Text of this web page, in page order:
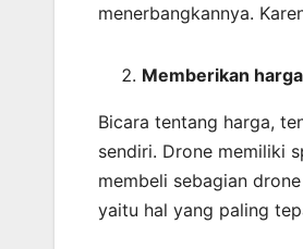
menerbangkannya.
Memberikan
Bicara tentang harga,
sendiri. Drone memiliki
membeli sebagian
yaitu hal yang paling